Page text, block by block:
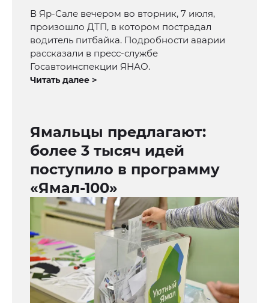
В Яр-Сале вечером во вторник, 7 июля,
произошло ДТП, в котором пострадал
водитель питбайка. Подробности аварии
рассказали в пресс-службе
Госавтоинспекции ЯНАО.
Читать далее >
Ямальцы предлагают:
более 3 тысяч идей
поступило в программу
«Ямал-100»